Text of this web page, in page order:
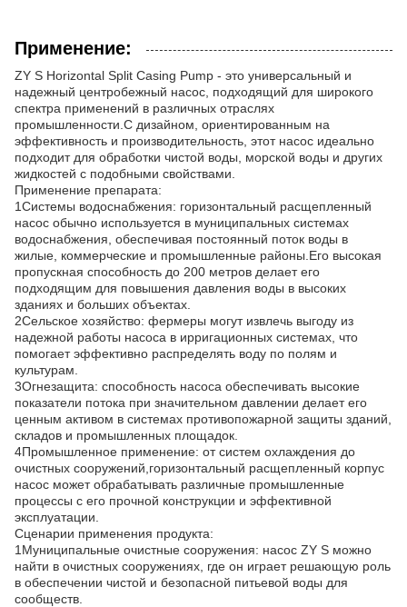
Применение:
ZY S Horizontal Split Casing Pump - это универсальный и
надежный центробежный насос, подходящий для широкого
спектра применений в различных отраслях
промышленности.С дизайном, ориентированным на
эффективность и производительность, этот насос идеально
подходит для обработки чистой воды, морской воды и других
жидкостей с подобными свойствами.
Применение препарата:
1Системы водоснабжения: горизонтальный расщепленный
насос обычно используется в муниципальных системах
водоснабжения, обеспечивая постоянный поток воды в
жилые, коммерческие и промышленные районы.Его высокая
пропускная способность до 200 метров делает его
подходящим для повышения давления воды в высоких
зданиях и больших объектах.
2Сельское хозяйство: фермеры могут извлечь выгоду из
надежной работы насоса в ирригационных системах, что
помогает эффективно распределять воду по полям и
культурам.
3Огнезащита: способность насоса обеспечивать высокие
показатели потока при значительном давлении делает его
ценным активом в системах противопожарной защиты зданий,
складов и промышленных площадок.
4Промышленное применение: от систем охлаждения до
очистных сооружений,горизонтальный расщепленный корпус
насос может обрабатывать различные промышленные
процессы с его прочной конструкции и эффективной
эксплуатации.
Сценарии применения продукта:
1Муниципальные очистные сооружения: насос ZY S можно
найти в очистных сооружениях, где он играет решающую роль
в обеспечении чистой и безопасной питьевой воды для
сообществ.